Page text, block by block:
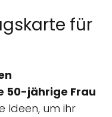
für
50-jährige Frau
Ideen, um ihr